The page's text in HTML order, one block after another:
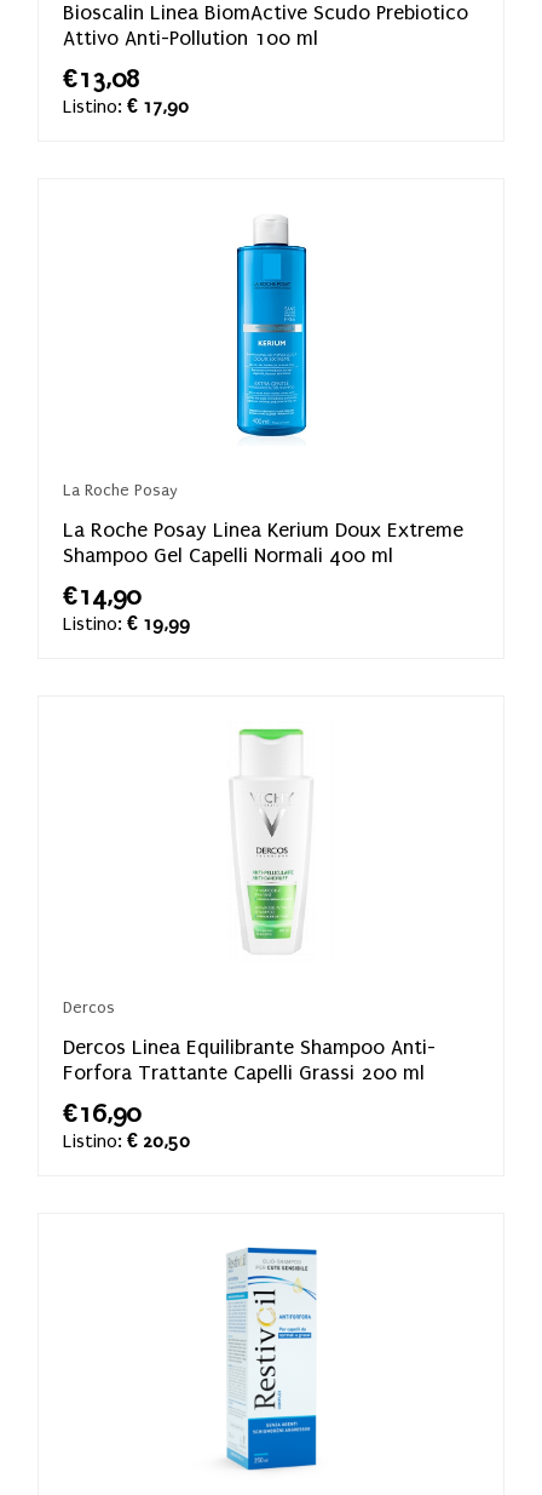
Bioscalin Linea BiomActive Scudo Prebiotico
Attivo Anti-Pollution 100 ml
€13,08
Listino: € 17,90
La Roche Posay
La Roche Posay Linea Kerium Doux Extreme
Shampoo Gel Capelli Normali 400 ml
€14,90
Listino: € 19,99
Dercos
Dercos Linea Equilibrante Shampoo Anti-
Forfora Trattante Capelli Grassi 200 ml
€16,90
Listino: € 20,50